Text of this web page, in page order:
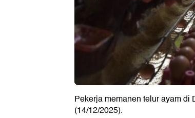
Pekerja memanen telur ayam
(14/12/2025).